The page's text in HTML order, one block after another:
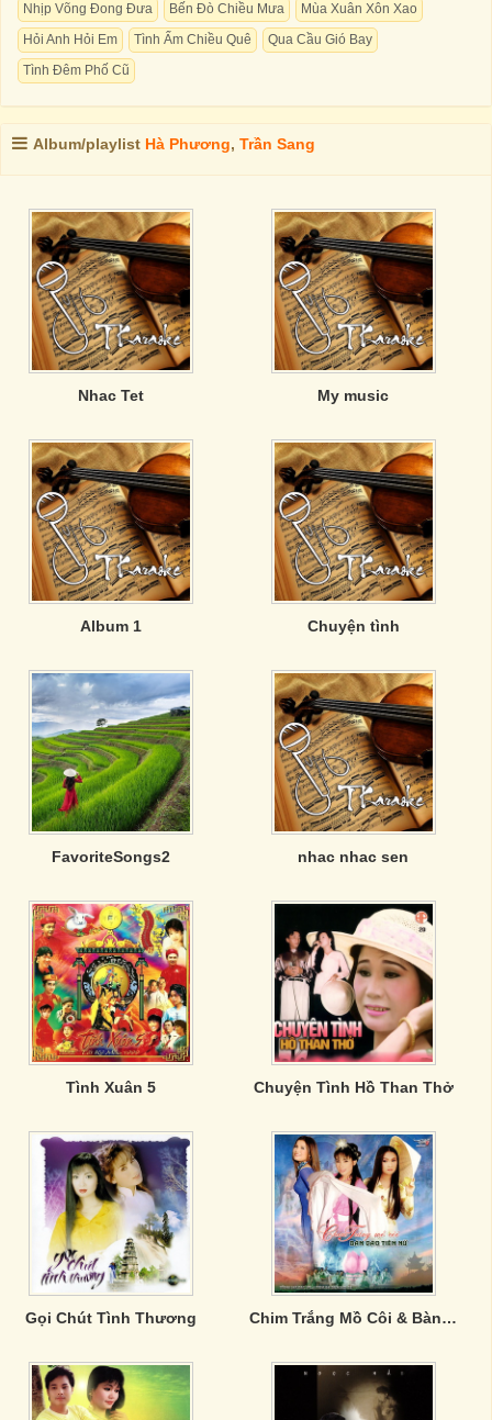
Nhịp Võng Đong Đưa
Bến Đò Chiều Mưa
Mùa Xuân Xôn Xao
Hỏi Anh Hỏi Em
Tình Ấm Chiều Quê
Qua Cầu Gió Bay
Tình Đêm Phố Cũ
Album/playlist Hà Phương, Trần Sang
Nhac Tet My music
Album 1 Chuyện tình
FavoriteSongs2 nhac nhac sen
Tình Xuân 5 Chuyện Tình Hồ Than Thở
Gọi Chút Tình Thương Chim Trắng Mồ Côi & Bàn Đào Tiên Nữ